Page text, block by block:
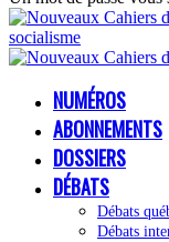
socialisme
NUMÉROS
ABONNEMENTS
DOSSIERS
DÉBATS
Débats
Débats